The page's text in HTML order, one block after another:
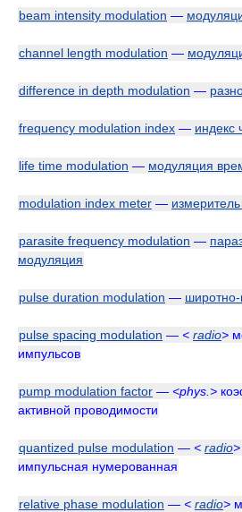
beam intensity modulation —
channel length modulation —
difference in depth modulation —
frequency modulation index — индекс
life time modulation — модуляция
modulation index meter —
parasite frequency modulation —
модуляция
pulse duration modulation —
pulse spacing modulation — < radio>
импульсов
pump modulation factor — <phys.>
активной проводимости
quantized pulse modulation — < radio>
импульсная нумерованная
relative phase modulation — < radio>